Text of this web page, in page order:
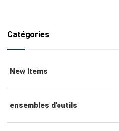
Catégories
New Items
ensembles d'outils